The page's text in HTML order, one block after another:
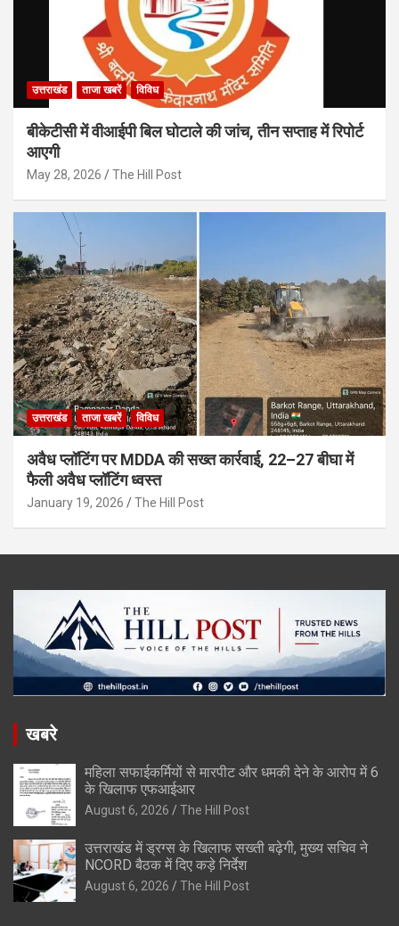
उत्तराखंड ताजा खबरें विविध
बीकेटीसी में वीआईपी बिल घोटाले की जांच, तीन सप्ताह में रिपोर्ट
आएगी
May 28, 2026 The Hill Post
उत्तराखंड ताजा खबरें विविध
अवैध प्लॉटिंग पर MDDA की सख्त कार्रवाई, 22–27 बीघा में
फैली अवैध प्लॉटिंग ध्वस्त
January 19, 2026 The Hill Post
खबरे
महिला सफाईकर्मियों से मारपीट और धमकी देने के आरोप में 6
के खिलाफ एफआईआर
August 6, 2026 The Hill Post
उत्तराखंड में ड्रग्स के खिलाफ सख्ती बढ़ेगी, मुख्य सचिव ने
NCORD बैठक में दिए कड़े निर्देश
August 6, 2026 The Hill Post